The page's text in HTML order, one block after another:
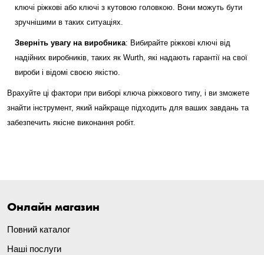
ключі ріжкові або ключі з кутовою головкою. Вони можуть бути
зручнішими в таких ситуаціях.
Зверніть увагу на виробника: Вибирайте ріжкові ключі від
надійних виробників, таких як Wurth, які надають гарантії на свої
вироби і відомі своєю якістю.
Врахуйте ці фактори при виборі ключа ріжкового типу, і ви зможете
знайти інструмент, який найкраще підходить для ваших завдань та
забезпечить якісне виконання робіт.
Онлайн магазин
Повний каталог
Наші послуги